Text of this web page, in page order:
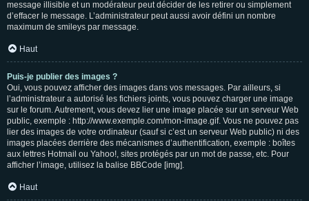
message illisible et un modérateur peut décider de les retirer ou simplement
d’effacer le message. L’administrateur peut aussi avoir défini un nombre
maximum de smileys par message.
Haut
Puis-je publier des images ?
Oui, vous pouvez afficher des images dans vos messages. Par ailleurs, si
l’administrateur a autorisé les fichiers joints, vous pouvez charger une image
sur le forum. Autrement, vous devez lier une image placée sur un serveur Web
public, exemple : http://www.exemple.com/mon-image.gif. Vous ne pouvez pas
lier des images de votre ordinateur (sauf si c’est un serveur Web public) ni des
images placées derrière des mécanismes d’authentification, exemple : boîtes
aux lettres Hotmail ou Yahoo!, sites protégés par un mot de passe, etc. Pour
afficher l’image, utilisez la balise BBCode [img].
Haut